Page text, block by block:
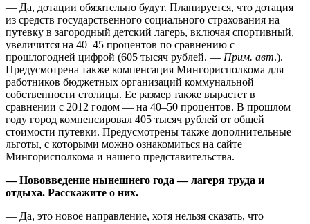
— Да, дотации обязательно будут. Планируется, что дотация
из средств государственного социального страхования на
путевку в загородный детский лагерь, включая спортивный,
увеличится на 40–45 процентов по сравнению с
прошлогодней цифрой (605 тысяч рублей. — Прим. авт.).
Преду­смотрена также компенсация Мингорисполкома для
работников бюджетных организаций коммунальной
собственности столицы. Ее размер также вырастет в
сравнении с 2012 годом — на 40–50 процентов. В прошлом
году город компенсировал 405 тысяч рублей от общей
стоимости путевки. Предусмотрены также дополнительные
льготы, с которыми можно ознакомиться на сайте
Мингорисполкома и нашего представительства.
— Нововведение нынешнего года — лагеря труда и
отдыха. Расскажите о них.
— Да, это новое направление, хотя нельзя сказать, что